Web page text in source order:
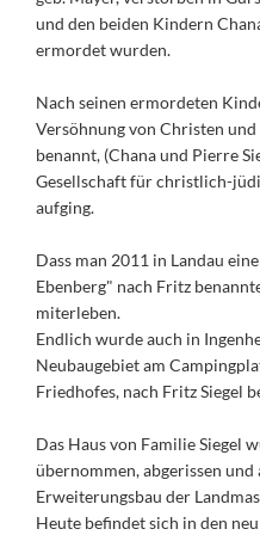
und den beiden Kindern
ermordet wurden.
Nach seinen ermordeten
Versöhnung von Christen
benannt, (Chana und Pierre
Gesellschaft für christlich-
aufging.
Dass man 2011 in Landau
Ebenberg" nach Fritz
miterleben.
Endlich wurde auch in
Neubaugebiet am
Friedhofes, nach Fritz Siegel
Das Haus von Familie Siegel
übernommen, abgerissen und
Erweiterungsbau der
Heute befindet sich in den